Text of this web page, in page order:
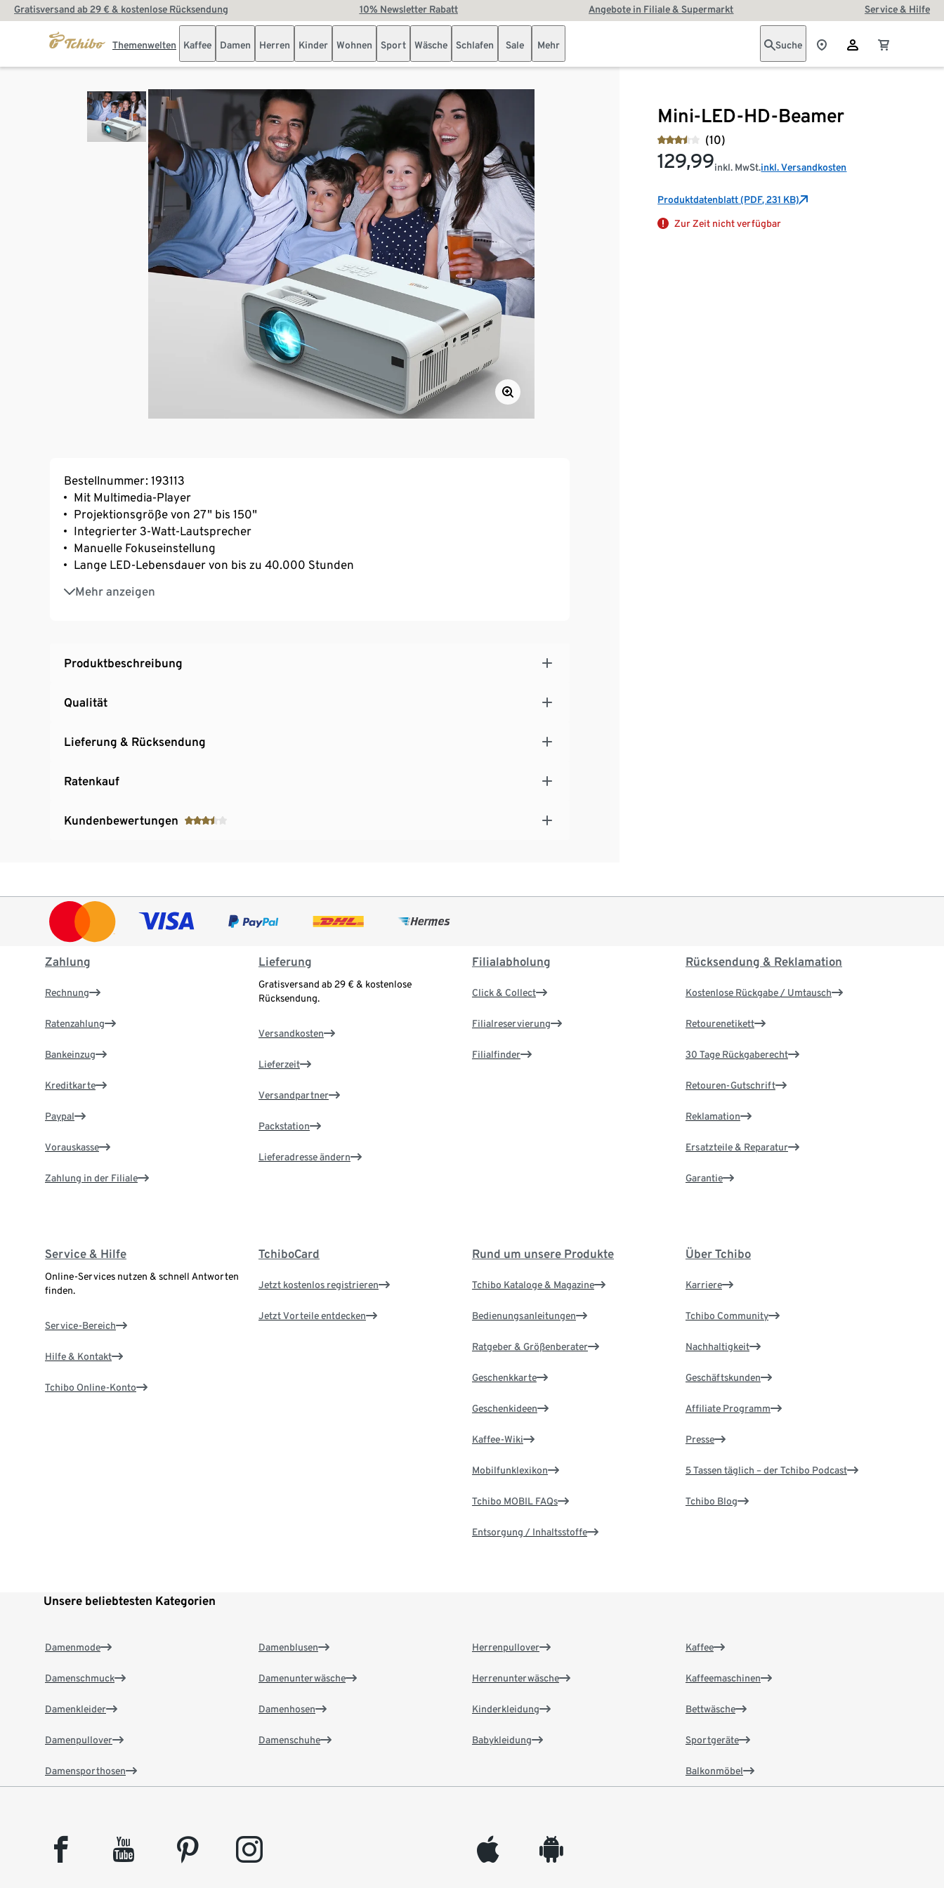
Gratisversand ab 29 € & kostenlose Rücksendung 10% Newsletter Rabatt Angebote in Filiale & Supermarkt Service & Hilfe
Themenwelten Kaffee Damen Herren Kinder Wohnen Sport Wäsche Schlafen Sale Mehr Suche
Mini-LED-HD-Beamer
(10)
129,99inkl. MwSt.inkl. Versandkosten
Produktdatenblatt (PDF, 231 KB)
Zur Zeit nicht verfügbar
Bestellnummer: 193113
Mit Multimedia-Player
Projektionsgröße von 27" bis 150"
Integrierter 3-Watt-Lautsprecher
Manuelle Fokuseinstellung
Lange LED-Lebensdauer von bis zu 40.000 Stunden
Mehr anzeigen
Kann über AV, VGA oder HDMI mit Computer/Notebook, Tablet, Smartphone und
Spielekonsolen verbunden werden
Produktbeschreibung
Qualität
Lieferung & Rücksendung
Ratenkauf
Kundenbewertungen
Zahlung
Rechnung
Ratenzahlung
Bankeinzug
Kreditkarte
Paypal
Vorauskasse
Zahlung in der Filiale
Lieferung
Gratisversand ab 29 € & kostenlose
Rücksendung.
Versandkosten
Lieferzeit
Versandpartner
Packstation
Lieferadresse ändern
Filialabholung
Click & Collect
Filialreservierung
Filialfinder
Rücksendung & Reklamation
Kostenlose Rückgabe / Umtausch
Retourenetikett
30 Tage Rückgaberecht
Retouren-Gutschrift
Reklamation
Ersatzteile & Reparatur
Garantie
Service & Hilfe
Online-Services nutzen & schnell Antworten
finden.
Service-Bereich
Hilfe & Kontakt
Tchibo Online-Konto
TchiboCard
Jetzt kostenlos registrieren
Jetzt Vorteile entdecken
Rund um unsere Produkte
Tchibo Kataloge & Magazine
Bedienungsanleitungen
Ratgeber & Größenberater
Geschenkkarte
Geschenkideen
Kaffee-Wiki
Mobilfunklexikon
Tchibo MOBIL FAQs
Entsorgung / Inhaltsstoffe
Über Tchibo
Karriere
Tchibo Community
Nachhaltigkeit
Geschäftskunden
Affiliate Programm
Presse
5 Tassen täglich – der Tchibo Podcast
Tchibo Blog
Unsere beliebtesten Kategorien
Damenmode
Damenschmuck
Damenkleider
Damenpullover
Damensporthosen
Damenblusen
Damenunterwäsche
Damenhosen
Damenschuhe
Herrenpullover
Herrenunterwäsche
Kinderkleidung
Babykleidung
Kaffee
Kaffeemaschinen
Bettwäsche
Sportgeräte
Balkonmöbel
facebook youtube pinterest instagram appleinc android